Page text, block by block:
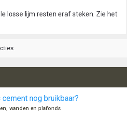
losse lijm resten eraf steken. Zie het
nog bruikbaar?
wanden en plafonds